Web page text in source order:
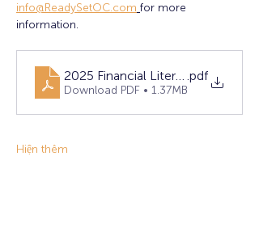
info@ReadySetOC.com for more
information.
2025 Financial Literacy Flyer -
.pdf
Download PDF • 1.37MB
Hiện thêm